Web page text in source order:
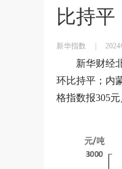
比持平
新华指数 2024
新华财经
环比持平；内
格指数报305